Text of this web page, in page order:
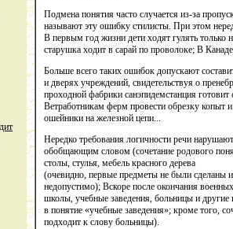
Подмена понятия часто случается из-за
называют эту ошибку стилисты. При этом
В первым год жизни дети ходят гулять только
старушка ходит в сарай по проволоке; В
Больше всего таких ошибок допускают
и дверях учреждений, свидетельствуя о
проходной фабрики санэпидемстанция
Ветработникам ферм провести обрезку копыт
ошейники на железной цепи...
Нередко требования логичности речи
обобщающим словом (сочетание родового
столы, стулья, мебель красного дерева
(очевидно, первые предметы не были сделаны
недопустимо); Вскоре после окончания
школы, учебные заведения, больницы и
в понятие «учебные заведения»; кроме того,
подходит к слову больницы).